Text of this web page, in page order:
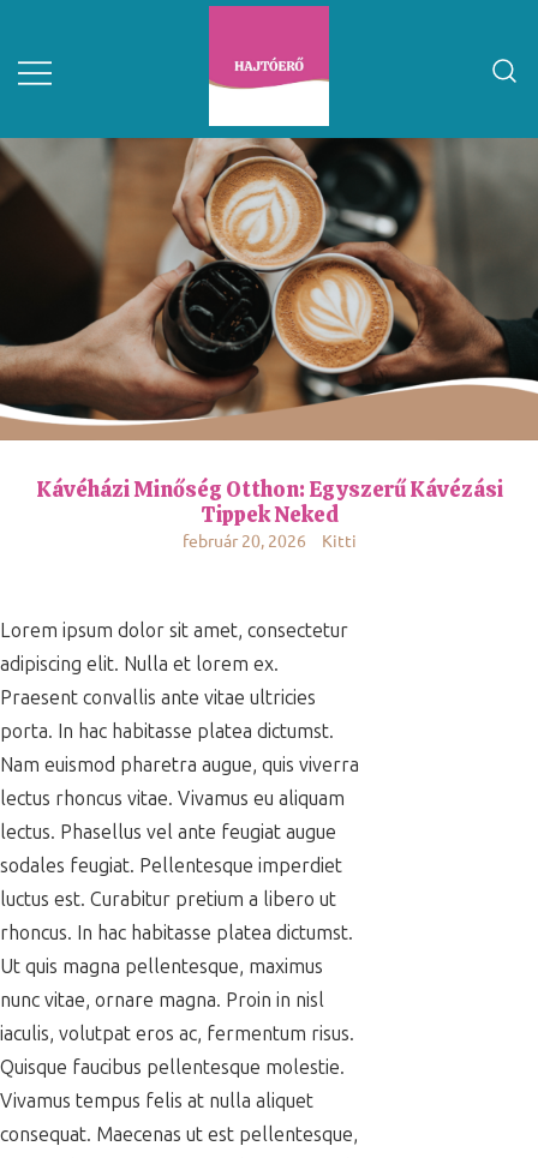
Kávéházi Minőség Otthon: Egyszerű Kávézási
Tippek Neked
február 20, 2026 Kitti
Lorem ipsum dolor sit amet, consectetur
adipiscing elit. Nulla et lorem ex.
Praesent convallis ante vitae ultricies
porta. In hac habitasse platea dictumst.
Nam euismod pharetra augue, quis viverra
lectus rhoncus vitae. Vivamus eu aliquam
lectus. Phasellus vel ante feugiat augue
sodales feugiat. Pellentesque imperdiet
luctus est. Curabitur pretium a libero ut
rhoncus. In hac habitasse platea dictumst.
Ut quis magna pellentesque, maximus
nunc vitae, ornare magna. Proin in nisl
iaculis, volutpat eros ac, fermentum risus.
Quisque faucibus pellentesque molestie.
Vivamus tempus felis at nulla aliquet
consequat. Maecenas ut est pellentesque,